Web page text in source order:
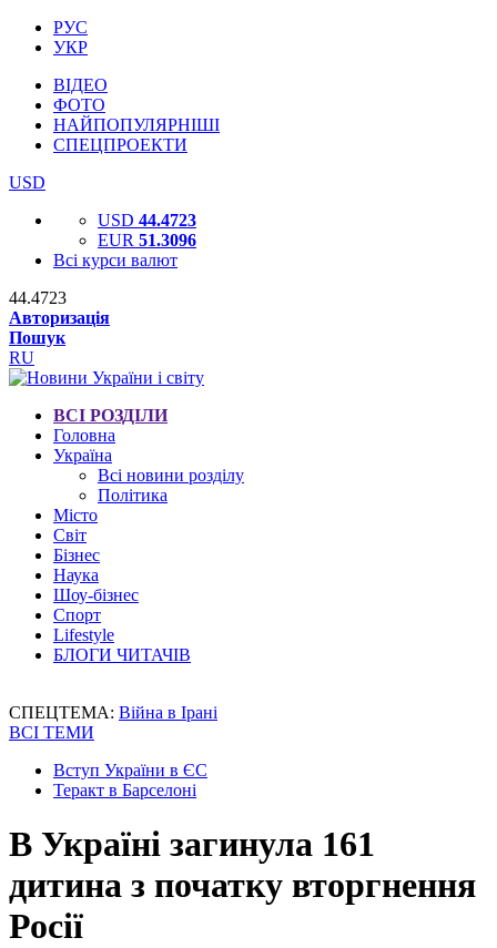
РУС
УКР
ВІДЕО
ФОТО
НАЙПОПУЛЯРНІШІ
СПЕЦПРОЕКТИ
USD
USD 44.4723
EUR 51.3096
Всі курси валют
44.4723
Авторизація
Пошук
RU
ВСІ РОЗДІЛИ
Головна
Україна
Всі новини розділу
Політика
Місто
Світ
Бізнес
Наука
Шоу-бізнес
Спорт
Lifestyle
БЛОГИ ЧИТАЧІВ
СПЕЦТЕМА: Війна в Ірані
ВСІ ТЕМИ
Вступ України в ЄС
Теракт в Барселоні
В Україні загинула 161
дитина з початку вторгнення
Росії